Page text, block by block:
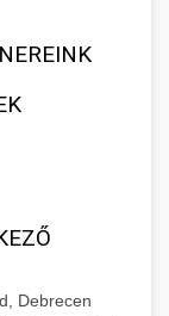
Debrecen